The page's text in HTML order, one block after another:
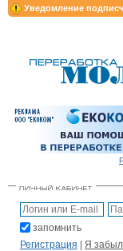
Уведомление
запомнить
Регистрация | Я